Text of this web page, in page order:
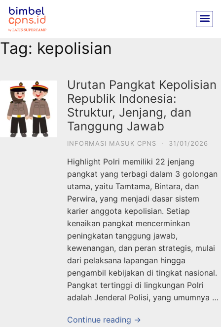
Tag: kepolisian
Urutan Pangkat Kepolisian
Republik Indonesia:
Struktur, Jenjang, dan
Tanggung Jawab
INFORMASI MASUK CPNS · 31/01/2026
Highlight Polri memiliki 22 jenjang
pangkat yang terbagi dalam 3 golongan
utama, yaitu Tamtama, Bintara, dan
Perwira, yang menjadi dasar sistem
karier anggota kepolisian. Setiap
kenaikan pangkat mencerminkan
peningkatan tanggung jawab,
kewenangan, dan peran strategis, mulai
dari pelaksana lapangan hingga
pengambil kebijakan di tingkat nasional.
Pangkat tertinggi di lingkungan Polri
adalah Jenderal Polisi, yang umumnya …
Continue reading →